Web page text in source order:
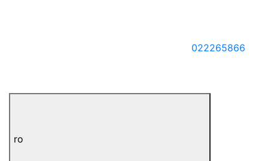
022265866
ro